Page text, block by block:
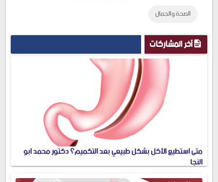
الصحة والجمال
آخر المشاركات
متى استطيع الأكل بشكل طبيعي بعد التكميم؟ دكتور محمد ابو
النجا